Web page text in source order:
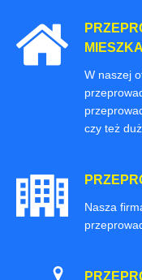
W naszej
czy też
Nasza